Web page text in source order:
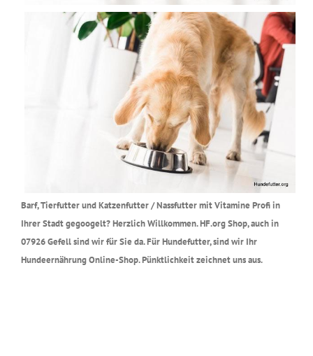
Barf, Tierfutter und Katzenfutter / Nassfutter mit Vitamine Profi in
Ihrer Stadt gegoogelt? Herzlich Willkommen. HF.org Shop, auch in
07926 Gefell sind wir für Sie da. Für Hundefutter, sind wir Ihr
Hundeernährung Online-Shop. Pünktlichkeit zeichnet uns aus.